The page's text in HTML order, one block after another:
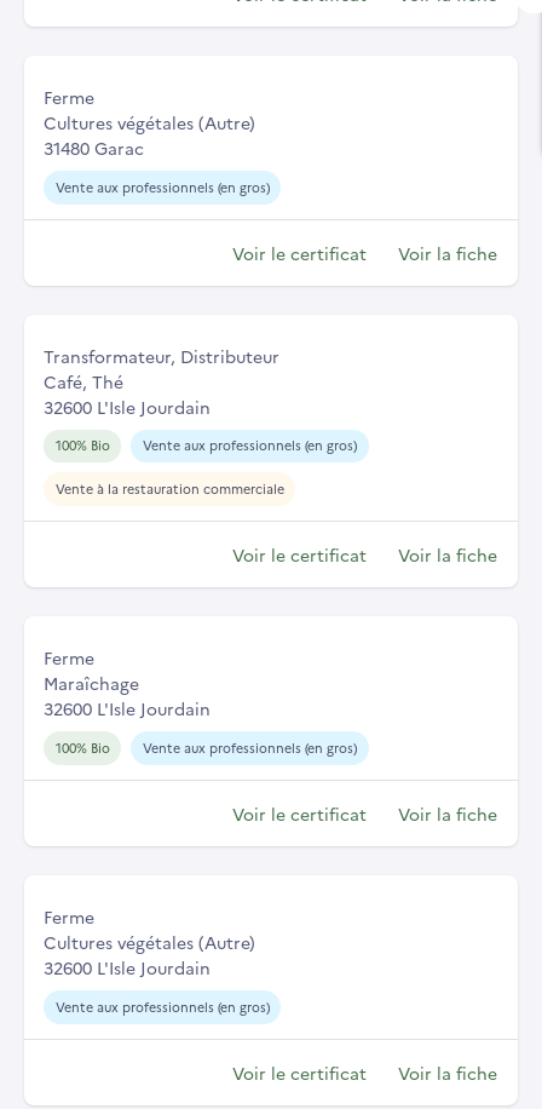
Ferme
Cultures végétales (Autre)
31480 Garac
Vente aux professionnels (en gros)
Voir le certificat Voir la fiche
Transformateur, Distributeur
Café, Thé
32600 L'Isle Jourdain
100% Bio Vente aux professionnels (en gros)
Vente à la restauration commerciale
Voir le certificat Voir la fiche
Ferme
Maraîchage
32600 L'Isle Jourdain
100% Bio Vente aux professionnels (en gros)
Voir le certificat Voir la fiche
Ferme
Cultures végétales (Autre)
32600 L'Isle Jourdain
Vente aux professionnels (en gros)
Voir le certificat Voir la fiche